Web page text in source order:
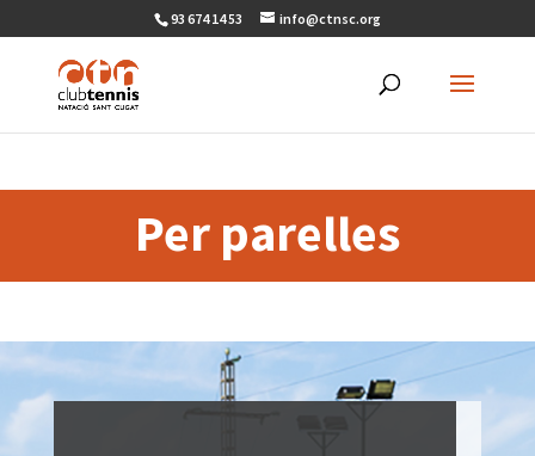
93 674 14 53 info@ctnsc.org
Per parelles